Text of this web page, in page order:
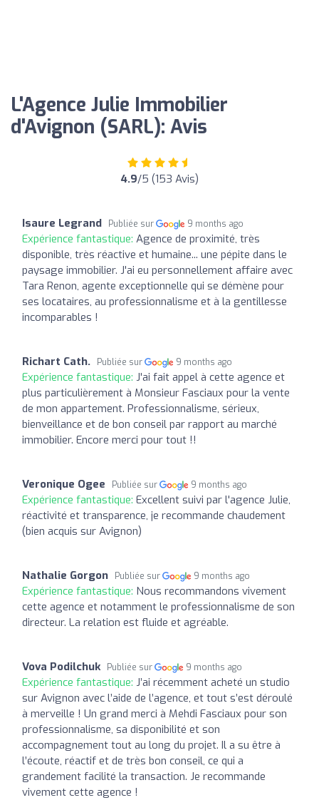
L'Agence Julie Immobilier
d'Avignon (SARL): Avis
4.9/5 (153 Avis)
Isaure Legrand Publiée sur 9 months ago
Expérience fantastique: Agence de proximité, très
disponible, très réactive et humaine... une pépite dans le
paysage immobilier. J'ai eu personnellement affaire avec
Tara Renon, agente exceptionnelle qui se démène pour
ses locataires, au professionnalisme et à la gentillesse
incomparables !
Richart Cath. Publiée sur 9 months ago
Expérience fantastique: J'ai fait appel à cette agence et
plus particulièrement à Monsieur Fasciaux pour la vente
de mon appartement. Professionnalisme, sérieux,
bienveillance et de bon conseil par rapport au marché
immobilier. Encore merci pour tout !!
Veronique Ogee Publiée sur 9 months ago
Expérience fantastique: Excellent suivi par l'agence Julie,
réactivité et transparence, je recommande chaudement
(bien acquis sur Avignon)
Nathalie Gorgon Publiée sur 9 months ago
Expérience fantastique: Nous recommandons vivement
cette agence et notamment le professionnalisme de son
directeur. La relation est fluide et agréable.
Vova Podilchuk Publiée sur 9 months ago
Expérience fantastique: J’ai récemment acheté un studio
sur Avignon avec l’aide de l’agence, et tout s’est déroulé
à merveille ! Un grand merci à Mehdi Fasciaux pour son
professionnalisme, sa disponibilité et son
accompagnement tout au long du projet. Il a su être à
l’écoute, réactif et de très bon conseil, ce qui a
grandement facilité la transaction. Je recommande
vivement cette agence !